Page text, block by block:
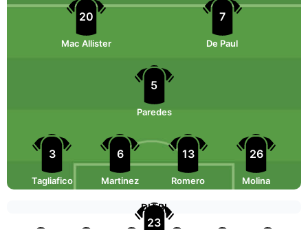
20
Mac Allister
7
De Paul
5
Paredes
3
Tagliafico
6
Martinez
13
Romero
26
Molina
23
DỰ BỊ